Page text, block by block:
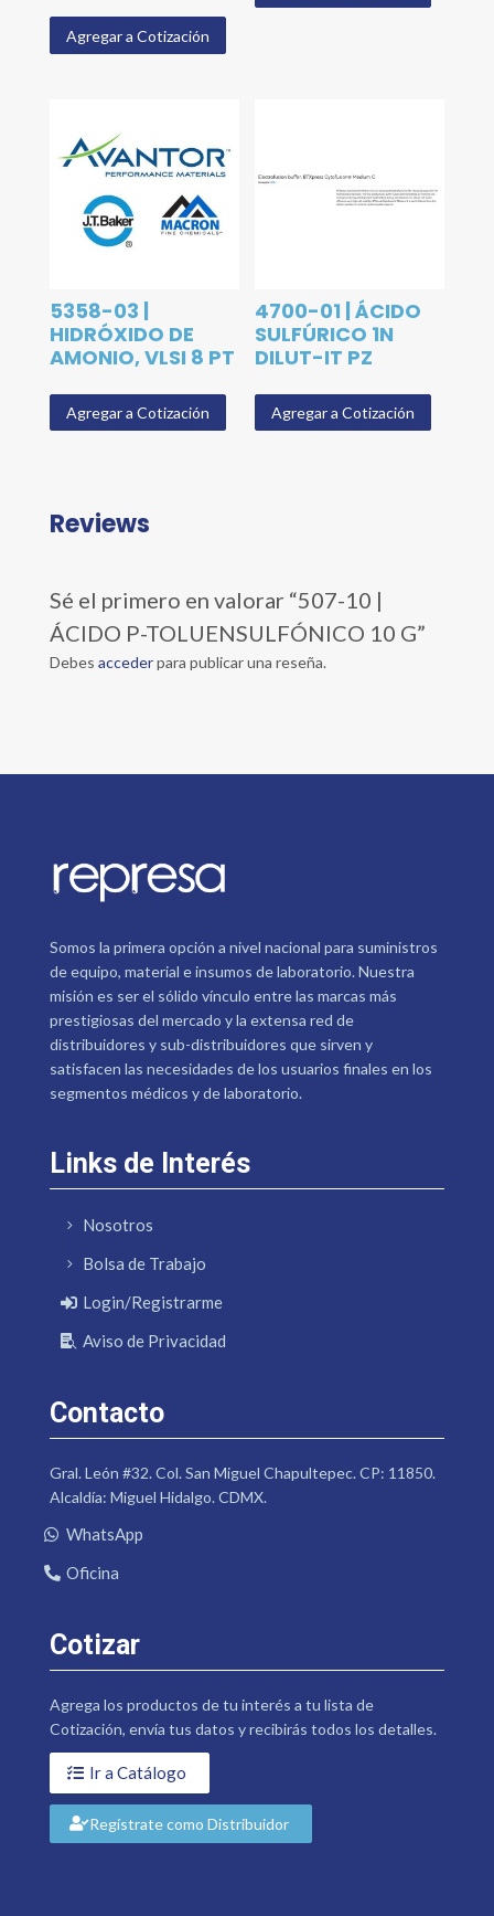
Agregar a Cotización
5358-03 |
HIDRÓXIDO DE
AMONIO, VLSI 8 PT
Agregar a Cotización
4700-01 | ÁCIDO
SULFÚRICO 1N
DILUT-IT PZ
Agregar a Cotización
Reviews
Sé el primero en valorar “507-10 |
ÁCIDO P-TOLUENSULFÓNICO 10 G”
Debes accederpara publicar una reseña.
Somos la primera opción a nivel nacional para suministros
de equipo, material e insumos de laboratorio. Nuestra
misión es ser el sólido vínculo entre las marcas más
prestigiosas del mercado y la extensa red de
distribuidores y sub-distribuidores que sirven y
satisfacen las necesidades de los usuarios finales en los
segmentos médicos y de laboratorio.
Links de Interés
Nosotros
Bolsa de Trabajo
Login/Registrarme
Aviso de Privacidad
Contacto
Gral. León #32. Col. San Miguel Chapultepec. CP: 11850.
Alcaldía: Miguel Hidalgo. CDMX.
WhatsApp
Oficina
Cotizar
Agrega los productos de tu interés a tu lista de
Cotización, envía tus datos y recibirás todos los detalles.
Ir a Catálogo
Regístrate como Distribuidor